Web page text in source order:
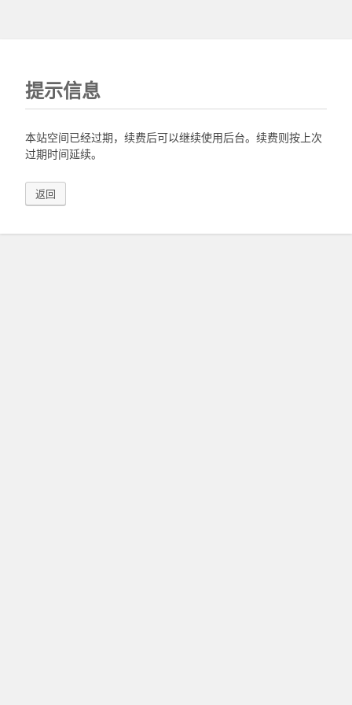
提示信息
本站空间已经过期，续费后可以继续使用后台。续费则按上次
过期时间延续。
返回